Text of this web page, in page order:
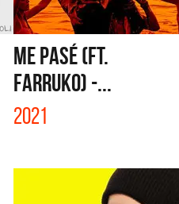
ME PASÉ (FT.
FARRUKO) -...
2021